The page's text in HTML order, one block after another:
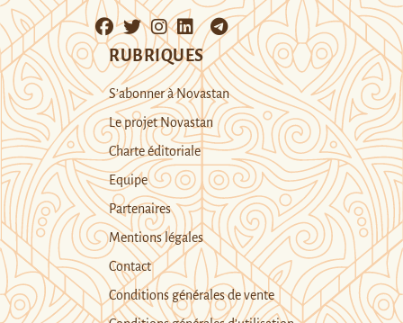
RUBRIQUES
S’abonner à Novastan
Le projet Novastan
Charte éditoriale
Equipe
Partenaires
Mentions légales
Contact
Conditions générales de vente